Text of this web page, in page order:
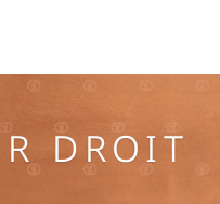
Droit